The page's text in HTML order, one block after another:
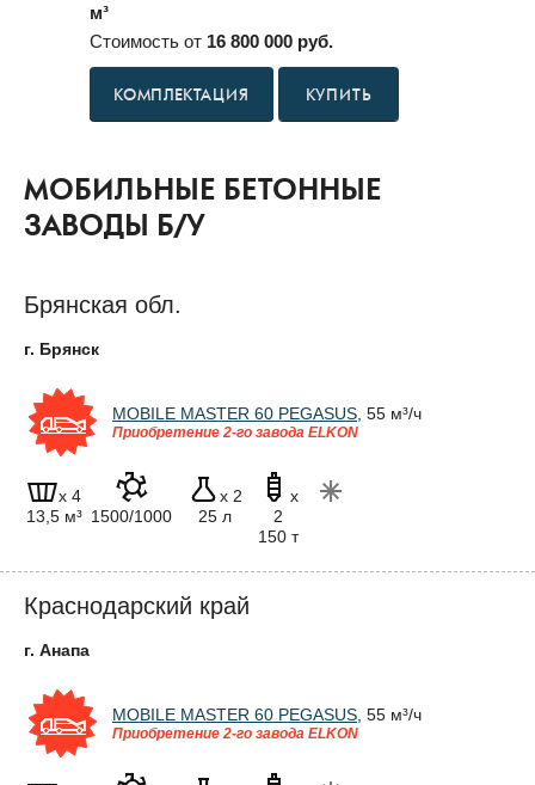
м³
Стоимость от 16 800 000 руб.
КУПИТЬ
МОБИЛЬНЫЕ БЕТОННЫЕ
ЗАВОДЫ Б/У
Брянская обл.
г. Брянск
MOBILE MASTER 60 PEGASUS , 55 м³/ч
Приобретение 2-го завода ELKON
x 4
13,5 м³ 1500/1000
x 2
25 л
x
2
150 т
Краснодарский край
г. Анапа
MOBILE MASTER 60 PEGASUS , 55 м³/ч
Приобретение 2-го завода ELKON